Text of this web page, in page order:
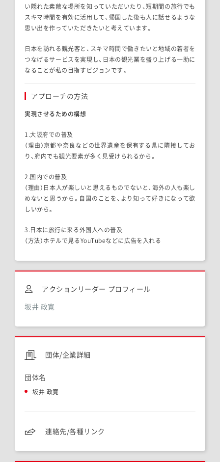
い隠れた素敵な場所を知っていただいたり、短期間の旅行でも
スキマ時間を有効に活用して、帰国した後も人に話せるような
思い出を作っていただきたいと考えています。
日本を訪れる観光客と、スキマ時間で働きたいと地域の若者を
つなげるサービスを実現し、日本の観光業を盛り上げる一助に
なることが私の目指すビジョンです。
アプローチの方法
実現させるための構想
1.大阪府での普及
（理由）京都や奈良などの世界遺産を保有する県に隣接してお
り、府内でも観光要素が多く見受けられるから。
2.国内での普及
（理由）日本人が楽しいと思えるものでないと、海外の人も楽し
めないと思うから。自国のことを、より知って好きになって欲
しいから。
3.日本に旅行に来る外国人への普及
（方法）ホテルで見るYouTubeなどに広告を入れる
アクションリーダー プロフィール
坂井 政寛
団体/企業詳細
団体名
坂井 政寛
連絡先/各種リンク